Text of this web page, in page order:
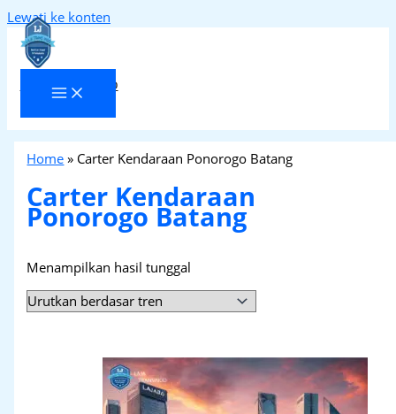
Lewati ke konten
Laja Transindo
Home » Carter Kendaraan Ponorogo Batang
Carter Kendaraan
Ponorogo Batang
Menampilkan hasil tunggal